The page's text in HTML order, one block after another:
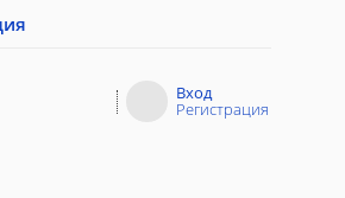
Вход
Регистрация